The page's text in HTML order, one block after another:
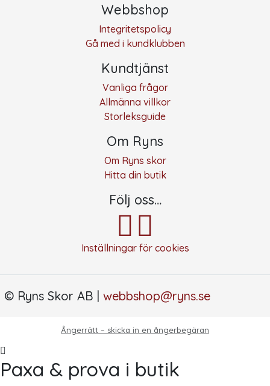
Webbshop
Integritetspolicy
Gå med i kundklubben
Kundtjänst
Vanliga frågor
Allmänna villkor
Storleksguide
Om Ryns
Om Ryns skor
Hitta din butik
Följ oss…
Inställningar för cookies
© Ryns Skor AB |webbshop@ryns.se
Ångerrätt – skicka in en ångerbegäran
Paxa & prova i butik